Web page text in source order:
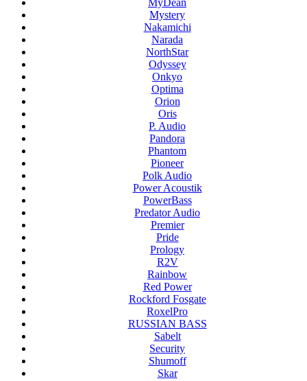
MyDean
Mystery
Nakamichi
Narada
NorthStar
Odyssey
Onkyo
Optima
Orion
Oris
P. Audio
Pandora
Phantom
Pioneer
Polk Audio
Power Acoustik
PowerBass
Predator Audio
Premier
Pride
Prology
R2V
Rainbow
Red Power
Rockford Fosgate
RoxelPro
RUSSIAN BASS
Sabelt
Security
Shumoff
Skar